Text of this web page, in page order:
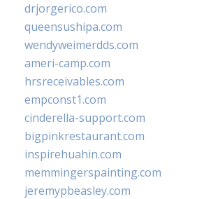
drjorgerico.com
queensushipa.com
wendyweimerdds.com
ameri-camp.com
hrsreceivables.com
empconst1.com
cinderella-support.com
bigpinkrestaurant.com
inspirehuahin.com
memmingerspainting.com
jeremypbeasley.com